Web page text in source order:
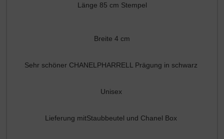
Länge 85 cm Stempel
Breite 4 cm
Sehr schöner CHANELPHARRELL Prägung in schwarz
Unisex
Lieferung mitStaubbeutel und Chanel Box